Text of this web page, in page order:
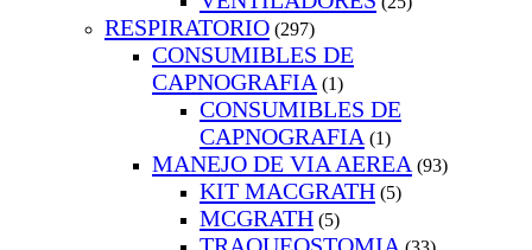
RESPIRATORIO (297)
CONSUMIBLES DE
CAPNOGRAFIA (1)
CONSUMIBLES DE
CAPNOGRAFIA (1)
MANEJO DE VIA AEREA (93)
KIT MACGRATH (5)
MCGRATH (5)